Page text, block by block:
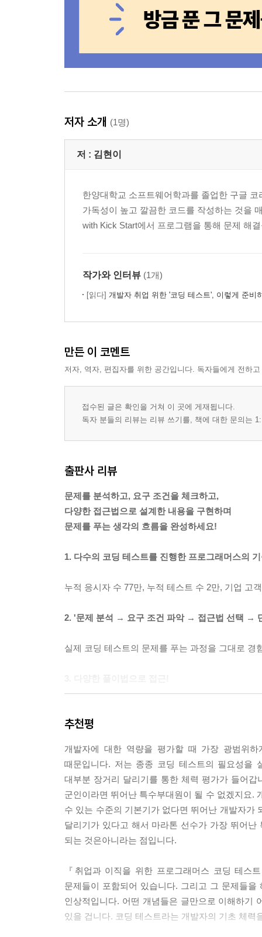
저자 소개 (1명)
저 : 김현이
한양대학교 소프트웨어학과를 졸업한 구글
가독성이 높고 깔끔한 코드를 작성하는 것을
with Kick Start에서 프로그램을 통해 문제 해
작가와 인터뷰 (1개)
[읽다] 개발자 취업 위한 '코딩 테스트', 이렇게 준비
만든 이 코멘트
저자, 역자, 편집자를 위한 공간입니다. 독자들에게 전하
접수된 글은 확인을 거쳐 이 곳에 게재됩니다.
독자 분들의 리뷰는 리뷰 쓰기를, 책에 대한 문의는
출판사 리뷰
문제를 분석하고, 요구 조건을 체크하고,
다양한 접근법으로 설계한 내용을 구현하며
문제를 푸는 생각의 흐름을 완성하세요!
1. 다수의 코딩 테스트를 진행한 프로그래머스의
누적 응시자 수 77만, 누적 테스트 수 2만, 기업 고
2. '문제 분석 → 요구 조건 파악 → 접근법 선택 →
실제 코딩 테스트의 문제를 푸는 과정을 그대로
내 것으로 만들 수 있습니다.
4. 자바스러운 문제 풀이와 해결 기법!
자바 언어에 맞는 문제 풀이와 해결법으로 설명합
있습니다.
5. 카카오 블라인드 테스트와 PCCP 모의고사 2회
있습니다.
[베타 후기]
추천평
개발자에 대한 역량을 평가할 때 가장 광범위
때문입니다. 저는 종종 코딩 테스트의 필요성을
대부분 장거리 달리기를 통한 체력 평가가 들어
군인이라면 뛰어난 특수부대원이 될 수 없겠지요.
수 있는 수준의 기본기가 없다면 뛰어난 개발자가
달리기가 있다고 해서 마라톤 선수가 가장 뛰어
되는 것은아니라는 점입니다.
『취업과 이직을 위한 프로그래머스 코딩 테
문제들이 포함되어 있습니다. 그리고 그 문제들
인상적입니다. 어떤 개념들은 글만으로 이해하기
있을 겁니다. 코딩 테스트라는 개발자의 기초 체